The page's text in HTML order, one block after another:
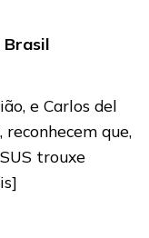
Brasil
e Carlos del
que,
trouxe